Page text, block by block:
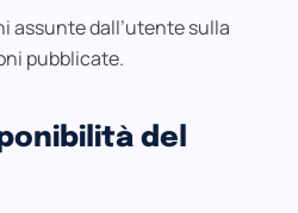
assunte dall’utente sulla
pubblicate.
del